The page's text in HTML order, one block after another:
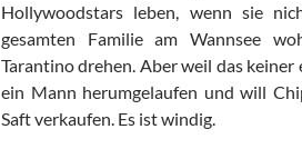
Hollywoodstars leben, wenn sie
gesamten Familie am Wannsee
Tarantino drehen. Aber weil das
ein Mann herumgelaufen und will
Saft verkaufen. Es ist windig.